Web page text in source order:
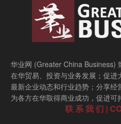
华业网 (Greater China Business)
在华贸易、投资与业务发展；促
最新企业动态和行业趋势；分享经
为各方在华取得商业成功，促进可
联 系 我 们 |